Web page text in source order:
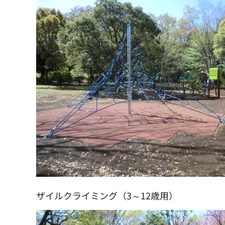
ザイルクライミング（3～12歳用）